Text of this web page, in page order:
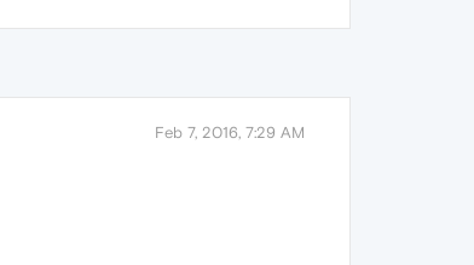
Feb 7, 2016, 7:29 AM